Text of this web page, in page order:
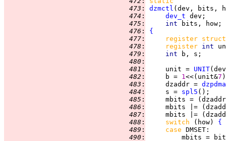
473 :
dzmctl
474 : dev_t
475 : int
476 :
{
477 :
register
478 : register int
479 : int
480 :
481 :
     unit =
UNIT
482 :
     b =
1 <<(unit&7
483 :
     dzaddr =
dzpdma
484 :
     s =
spl5
485 :
mbits =
486 :
mbits |=
487 :
mbits |=
488 : switch (how) {
489 : case DMSET
490 :